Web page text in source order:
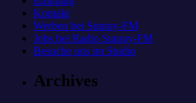
Kontakt
Werben bei Sunray-FM
Jobs bei Radio Sunray-FM
Besuche uns im Studio
Archives